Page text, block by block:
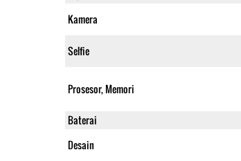
Kamera
Selfie
Prosesor, Memori
Baterai
Desain